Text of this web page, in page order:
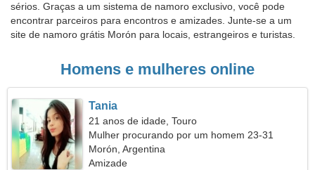
sérios. Graças a um sistema de namoro exclusivo, você pode
encontrar parceiros para encontros e amizades. Junte-se a um
site de namoro grátis Morón para locais, estrangeiros e turistas.
Homens e mulheres online
Tania
21 anos de idade, Touro
Mulher procurando por um homem 23-31
Morón, Argentina
Amizade